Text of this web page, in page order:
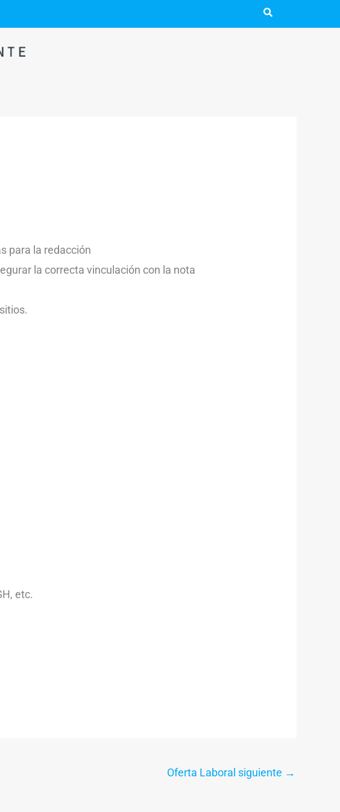
para la redacción
la correcta vinculación con la nota
etc.
Oferta Laboral siguiente →